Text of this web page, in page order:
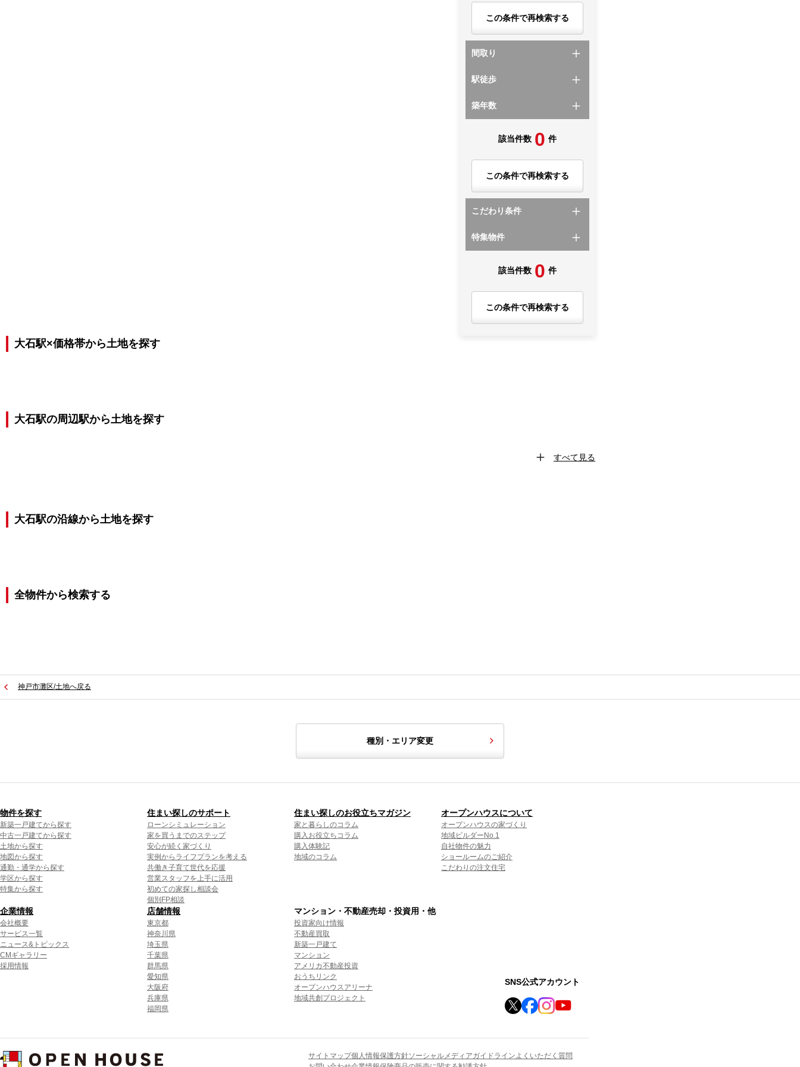
この条件で再検索する
間取り
駅徒歩
築年数
該当件数 0 件
この条件で再検索する
こだわり条件
特集物件
該当件数 0 件
この条件で再検索する
大石駅×価格帯から土地を探す
大石駅の周辺駅から土地を探す
すべて見る
大石駅の沿線から土地を探す
全物件から検索する
神戸市灘区/土地へ戻る
種別・エリア変更
物件を探す
新築一戸建てから探す
中古一戸建てから探す
土地から探す
地図から探す
通勤・通学から探す
学区から探す
特集から探す
住まい探しのサポート
ローンシミュレーション
家を買うまでのステップ
安心が続く家づくり
実例からライフプランを考える
共働き子育て世代を応援
営業スタッフを上手に活用
初めての家探し相談会
個別FP相談
住まい探しのお役立ちマガジン
家と暮らしのコラム
購入お役立ちコラム
購入体験記
地域のコラム
オープンハウスについて
オープンハウスの家づくり
地域ビルダーNo.1
自社物件の魅力
ショールームのご紹介
こだわりの注文住宅
企業情報
会社概要
サービス一覧
ニュース&トピックス
CMギャラリー
採用情報
店舗情報
東京都
神奈川県
埼玉県
千葉県
群馬県
愛知県
大阪府
兵庫県
福岡県
マンション・不動産売却・投資用・他
投資家向け情報
不動産買取
新築一戸建て
マンション
アメリカ不動産投資
おうちリンク
オープンハウスアリーナ
地域共創プロジェクト
SNS公式アカウント
サイトマップ個人情報保護方針ソーシャルメディアガイドラインよくいただく質問